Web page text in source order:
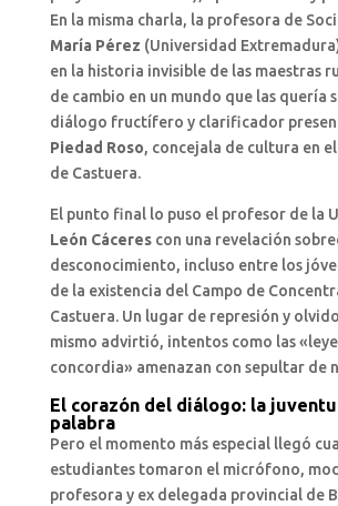
En la misma charla, la profesora de
María Pérez (Universidad
en la historia invisible de las maestras
de cambio en un mundo que las quería
diálogo fructífero y clarificador
Piedad Roso, concejala de cultura en
de Castuera.
El punto final lo puso el profesor de la
León Cácerescon una revelación
desconocimiento, incluso entre los
de la existencia del Campo de
Castuera. Un lugar de represión y
mismo advirtió, intentos como las
concordia» amenazan con sepultar de
El corazón del diálogo: la
palabra
Pero el momento más especial llegó
estudiantes tomaron el micrófono,
profesora y ex delegada provincial de